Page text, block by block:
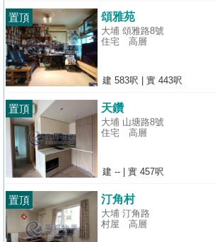
地
產
新
聞
數
據
公
佈
置
業
置頂 頌雅苑
大埔 頌雅路8號
住宅
高層
建 583呎 實 443呎
置頂 天鑽
大埔 山塘路8號
住宅
高層
建 -- 實 457呎
置頂 汀角村
大埔 汀角路
村屋
高層